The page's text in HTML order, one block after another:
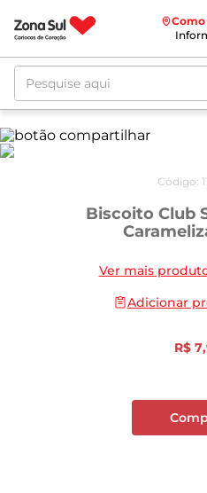
Como
Pesquise aqui
Código:
Biscoito Club
Ver mais
Adicionar
R$ 7,